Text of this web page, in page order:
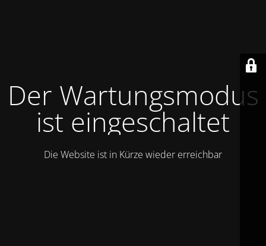
Der Wartungsmodus
ist eingeschaltet
Die Website ist in Kürze wieder erreichbar